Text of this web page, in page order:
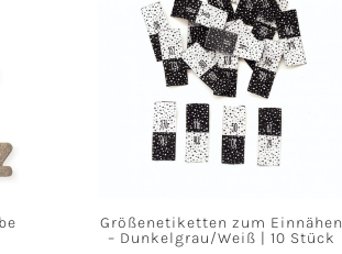
Größenetiketten zum Einnähen
– Dunkelgrau/Weiß | 10 Stück